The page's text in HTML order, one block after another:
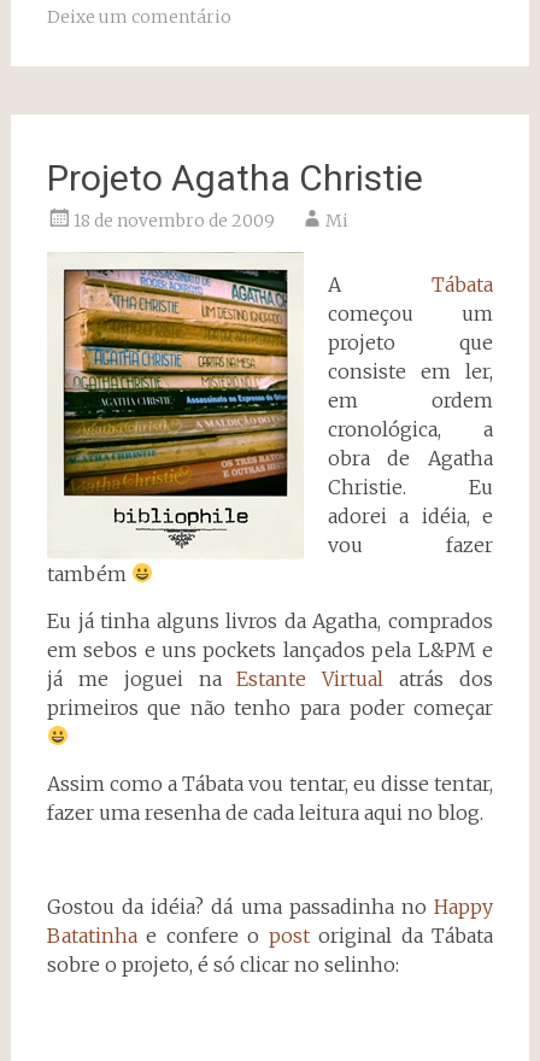
Deixe um comentário
Projeto Agatha Christie
18 de novembro de 2009 Mi
ATábata
começou um
projeto que
consiste em ler,
em ordem
cronológica, a
obra de Agatha
Christie. Eu
adorei a idéia, e
vou fazer
também
Eu já tinha alguns livros da Agatha, comprados
em sebos e uns pockets lançados pela L&PM e
já me joguei naEstante Virtual atrás dos
primeiros que não tenho para poder começar
Assim como a Tábata vou tentar, eu disse tentar,
fazer uma resenha de cada leitura aqui no blog.
Gostou da idéia? dá uma passadinha noHappy
Batatinhae confere o postoriginal da Tábata
sobre o projeto, é só clicar no selinho: